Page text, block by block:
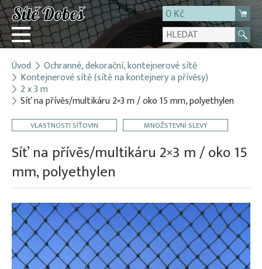
0 Kč
Přihlásit
Registrace
O firmě
Kontakt
Úvod Ochranné, dekorační, kontejnerové sítě
Kontejnerové sítě (sítě na kontejnery a přívěsy)
2 x 3 m
Síť na přívěs/multikáru 2×3 m / oko 15 mm, polyethylen
VLASTNOSTI SÍŤOVIN MNOŽSTEVNÍ SLEVY
Síť na přívěs/multikáru 2×3 m / oko 15
mm, polyethylen